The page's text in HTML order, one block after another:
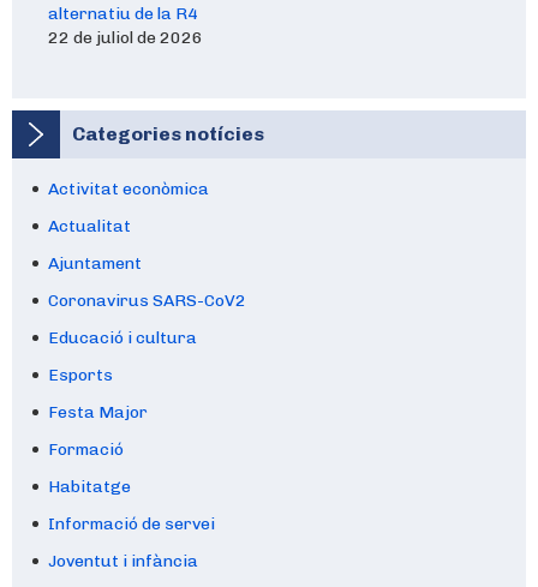
alternatiu de la R4
22 de juliol de 2026
Categories notícies
Activitat econòmica
Actualitat
Ajuntament
Coronavirus SARS-CoV2
Educació i cultura
Esports
Festa Major
Formació
Habitatge
Informació de servei
Joventut i infància